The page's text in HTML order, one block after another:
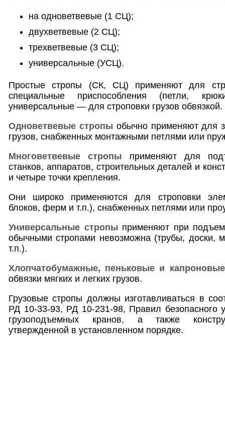
на одноветвевые (1 СЦ);
двухветвевые (2 СЦ);
трехветвевые (3 СЦ);
универсальные (УСЦ).
Простые стропы (СК, СЦ) применяют для
специальные приспособления (петли,
универсальные — для строповки грузов обвязкой.
Одноветвевые стропы обычно применяют для
грузов, снабженных монтажными петлями или
Многоветвевые стропы применяют для
станков, аппаратов, строительных деталей и
и четыре точки крепления.
Они широко применяются для строповки
блоков, ферм и т.п.), снабженных петлями или
Универсальные стропы применяют при
обычными стропами невозможна (трубы, доски,
т.п.).
Хлопчатобумажные, пеньковые и
обвязки мягких и легких грузов.
Грузовые стропы должны изготавливаться в
РД 10-33-93, РД 10-231-98, Правил безопасного
грузоподъемных кранов, а также
утвержденной в установленном порядке.